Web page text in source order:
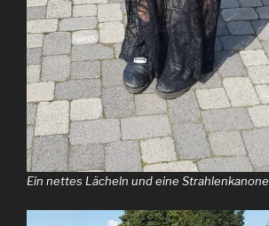
Ein nettes Lächeln und eine Strahlenkanone.